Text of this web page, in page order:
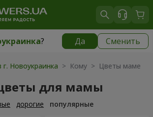
? Да Сменить
|
Новоукраинка > Кому > Цветы маме
для мамы
дорогие популярные